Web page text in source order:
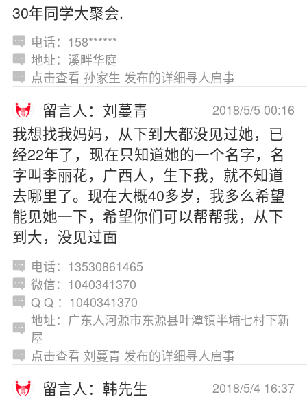
30年同学大聚会.
电话：158******
地址：溪畔华庭
点击查看 孙家生 发布的详细寻人启事
2018/5/5 00:16
留言人：刘蔓青
我想找我妈妈，从下到大都没见过她，已
经22年了，现在只知道她的一个名字，名
字叫李丽花，广西人，生下我，就不知道
去哪里了。现在大概40多岁，我多么希望
能见她一下，希望你们可以帮帮我，从下
到大，没见过面
电话：13530861465
微信：1040341370
Q Q ：1040341370
地址：广东人河源市东源县叶潭镇半埔七村下新
屋
点击查看 刘蔓青 发布的详细寻人启事
2018/5/4 16:37
留言人：韩先生